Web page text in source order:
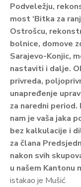
Podveležju,
most ‘Bitka za
Ostrošcu,
bolnice, domove
Sarajevo-Konjic,
nastaviti i dalje.
privreda,
unapređenje
za naredni
nam je vaša jaka
bez kalkulacije i
za člana
nakon svih
u našem Kantonu
istakao je Mušić.